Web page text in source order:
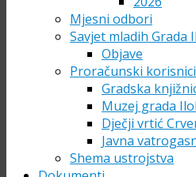
Mjesni odbori
Savjet mladih Grada
Objave
Proračunski korisnici
Gradska
Muzej grada
Dječji vrtić
Javna
Shema ustrojstva